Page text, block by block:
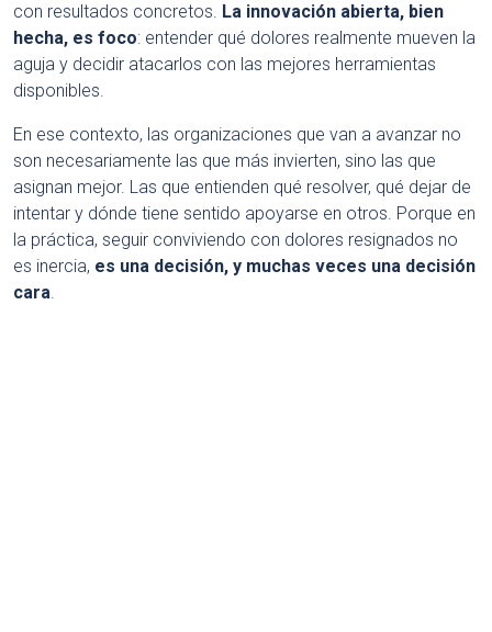
con resultados concretos. La innovación abierta, bien
hecha, es foco: entender qué dolores realmente mueven la
aguja y decidir atacarlos con las mejores herramientas
disponibles.
En ese contexto, las organizaciones que van a avanzar no
son necesariamente las que más invierten, sino las que
asignan mejor. Las que entienden qué resolver, qué dejar de
intentar y dónde tiene sentido apoyarse en otros. Porque en
la práctica, seguir conviviendo con dolores resignados no
es inercia, es una decisión, y muchas veces una decisión
cara.